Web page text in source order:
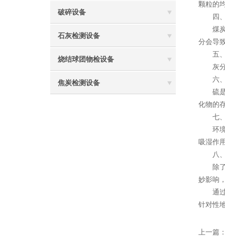
破碎设备
石灰检测设备
烧结球团物检设备
焦炭检测设备
颗粒的
四、
煤炭
分会导
五、
灰分
六、
硫是
化物的
七、
环境
吸湿作
八、
除了
妙影响
通过
针对性
上一篇